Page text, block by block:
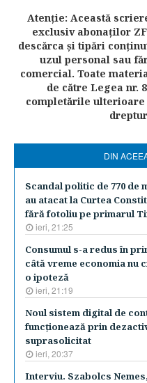
Atenţie: Această
exclusiv abonaţilor
descărca şi tipări
uzul personal sau
comercial. Toate
de către Legea nr.
completările
DIN
Scandal politic de 770 de
au atacat la Curtea
fără fotoliu pe primarul
ieri, 21:25
Consumul s-a redus în
câtă vreme economia nu
o ipoteză
ieri, 21:19
Noul sistem digital de
funcţionează prin
suprasolicitat
ieri, 20:37
Interviu. Szabolcs